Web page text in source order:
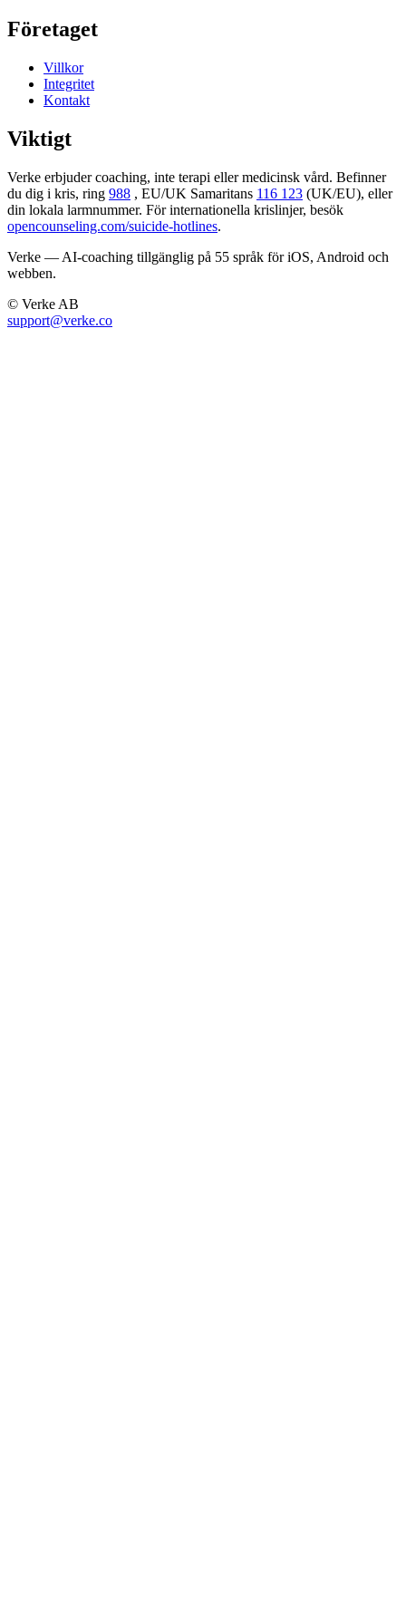
Företaget
Villkor
Integritet
Kontakt
Viktigt
Verke erbjuder coaching, inte terapi eller medicinsk vård. Befinner
du dig i kris, ring 988 , EU/UK Samaritans 116 123 (UK/EU), eller
din lokala larmnummer. För internationella krislinjer, besök
opencounseling.com/suicide-hotlines.
Verke — AI-coaching tillgänglig på 55 språk för iOS, Android och
webben.
© Verke AB
support@verke.co